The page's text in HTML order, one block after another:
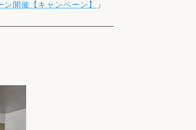
開催【キャンペーン】 」